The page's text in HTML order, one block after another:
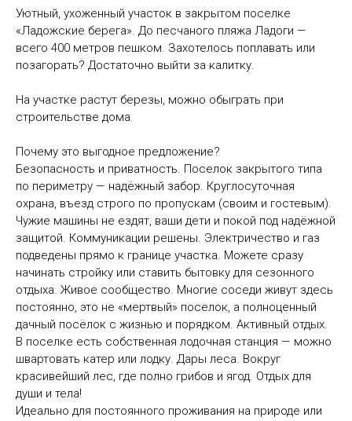
Уютный, ухоженный участок в закрытом поселке
«Ладожские берега». До песчаного пляжа Ладоги —
всего 400 метров пешком. Захотелось поплавать или
позагорать? Достаточно выйти за калитку.
На участке растут березы, можно обыграть при
строительстве дома.
Почему это выгодное предложение?
Безопасность и приватность. Поселок закрытого типа
по периметру — надёжный забор. Круглосуточная
охрана, въезд строго по пропускам (своим и гостевым).
Чужие машины не ездят, ваши дети и покой под надёжной
защитой. Коммуникации решены. Электричество и газ
подведены прямо к границе участка. Можете сразу
начинать стройку или ставить бытовку для сезонного
отдыха. Живое сообщество. Многие соседи живут здесь
постоянно, это не «мертвый» поселок, а полноценный
дачный посёлок с жизнью и порядком. Активный отдых.
В поселке есть собственная лодочная станция — можно
швартовать катер или лодку. Дары леса. Вокруг
красивейший лес, где полно грибов и ягод. Отдых для
души и тела!
Идеально для постоянного проживания на природе или